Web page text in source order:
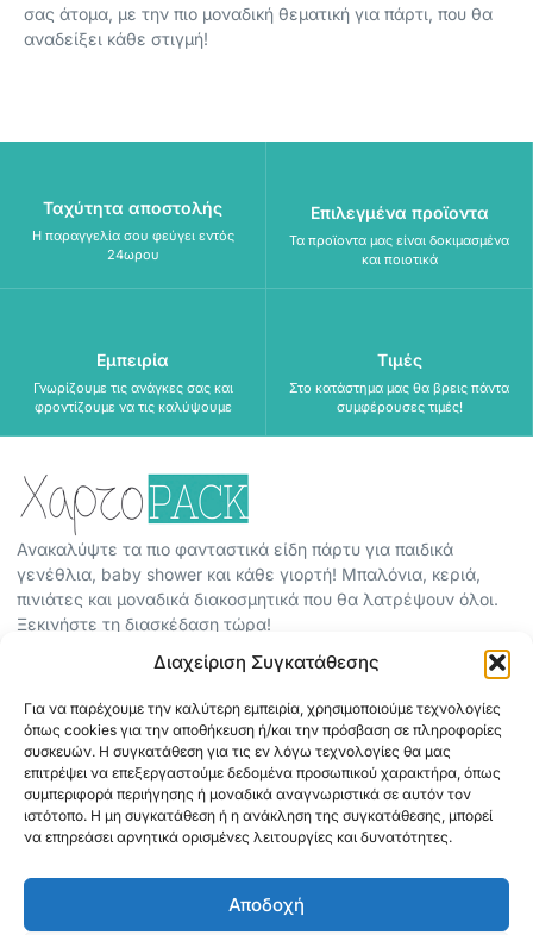
Διαχείριση Συγκατάθεσης
Για να παρέχουμε την καλύτερη εμπειρία, χρησιμοποιούμε τεχνολογίες
όπως cookies για την αποθήκευση ή/και την πρόσβαση σε πληροφορίες
συσκευών. Η συγκατάθεση για τις εν λόγω τεχνολογίες θα μας
επιτρέψει να επεξεργαστούμε δεδομένα προσωπικού χαρακτήρα, όπως
συμπεριφορά περιήγησης ή μοναδικά αναγνωριστικά σε αυτόν τον
ιστότοπο. Η μη συγκατάθεση ή η ανάκληση της συγκατάθεσης, μπορεί
να επηρεάσει αρνητικά ορισμένες λειτουργίες και δυνατότητες.
Αποδοχή
σας άτομα, με την πιο μοναδική θεματική για πάρτι, που θα
αναδείξει κάθε στιγμή!
Ταχύτητα αποστολής
Η παραγγελία σου φεύγει εντός
24ωρου
Επιλεγμένα προϊοντα
Τα προϊοντα μας είναι δοκιμασμένα
και ποιοτικά
Εμπειρία
Γνωρίζουμε τις ανάγκες σας και
φροντίζουμε να τις καλύψουμε
Τιμές
Στο κατάστημα μας θα βρεις πάντα
συμφέρουσες τιμές!
Ανακαλύψτε τα πιο φανταστικά είδη πάρτυ για παιδικά
γενέθλια, baby shower και κάθε γιορτή! Μπαλόνια, κεριά,
πινιάτες και μοναδικά διακοσμητικά που θα λατρέψουν όλοι.
Ξεκινήστε τη διασκέδαση τώρα!
ΟΡΟΙ ΧΡΗΣΗΣ
ΠΟΛΙΤΙΚΗ ΑΠΟΡΡΗΤΟΥ
ABOUT
ΕΠΙΚΟΙΝΩΝΙΑ